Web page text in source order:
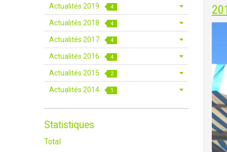
Actualités 2019 4
Actualités 2018 4
Actualités 2017 4
Actualités 2016 4
Actualités 2015 2
Actualités 2014 1
Statistiques
Total